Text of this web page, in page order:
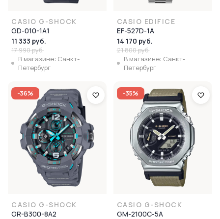
CASIO G-SHOCK
GD-010-1A1
11 333 руб.
17 990 руб.
В магазине: Санкт-
Петербург
CASIO EDIFICE
EF-527D-1A
14 170 руб.
21 800 руб.
В магазине: Санкт-
Петербург
-36%
CASIO G-SHOCK
GR-B300-8A2
-35%
CASIO G-SHOCK
GM-2100C-5A